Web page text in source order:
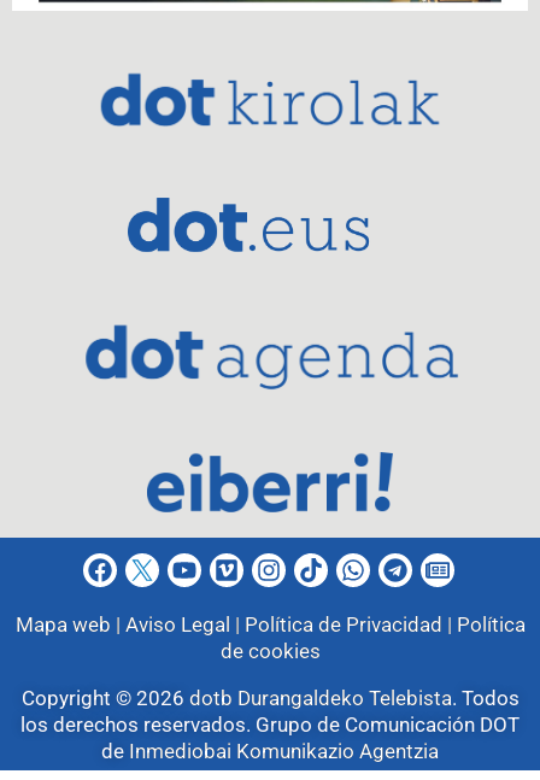
Mapa web | Aviso Legal | Política de Privacidad | Política
de cookies
Copyright © 2026 dotb Durangaldeko Telebista. Todos
los derechos reservados. Grupo de Comunicación DOT
de Inmediobai Komunikazio Agentzia